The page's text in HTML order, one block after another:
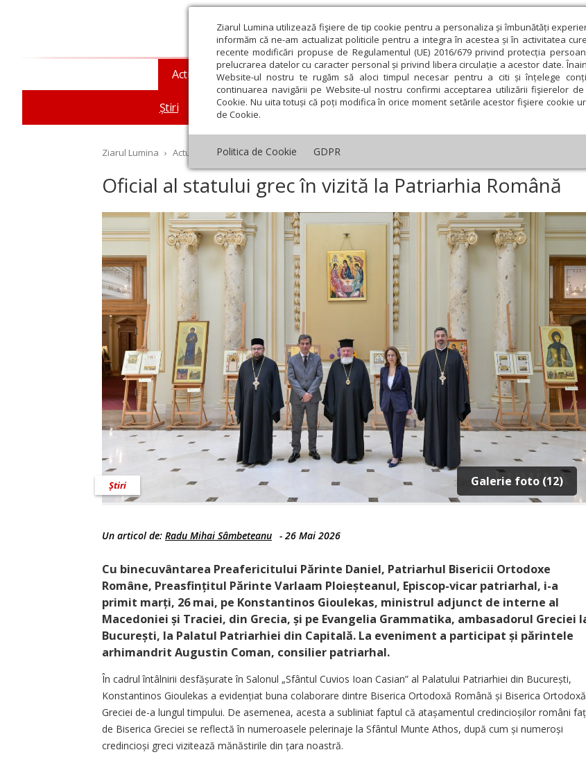
Ziarul Lumina utilizează fişiere de tip cookie pentru a personaliza și îmbunătăți
informăm că ne-am actualizat politicile pentru a integra în acestea și în activitatea
recente modificări propuse de Regulamentul (UE) 2016/679 privind protecția
prelucrarea datelor cu caracter personal și privind libera circulație a acestor date.
Website-ul nostru te rugăm să aloci timpul necesar pentru a citi și înțelege
continuarea navigării pe Website-ul nostru confirmi acceptarea utilizării fişierelor
Cookie. Nu uita totuși că poți modifica în orice moment setările acestor fişiere cookie
de Cookie.
Politica de Cookie GDPR
Actualitate religioasă
Știri Mesaje și cuvântări An omagial Comunicate de presă
Teologie și spiritualitate Educaţie și Cultură
Ziarul Lumina › Actualitate religioasă › Știri › Oficial al statului grec în vizită la Patriarhia Română
Oficial al statului grec în vizită la Patriarhia Română
Galerie foto (12)
Știri
Un articol de: Radu Mihai Sâmbeteanu - 26 Mai 2026
Cu binecuvântarea Preafericitului Părinte Daniel, Patriarhul Bisericii Ortodoxe
Române, Preasfin­țitul Părinte Varlaam Ploieștea­nul, Episcop-vicar patriarhal, i-a
primit marți, 26 mai, pe Konstantinos Gioulekas, ministrul adjunct de interne al
Macedoniei și Traciei, din Grecia, și pe Evangelia Grammatika, ambasadorul Greciei
București, la Palatul Patriarhiei din Capitală. La eveniment a participat și părintele
arhimandrit Augustin Coman, consilier patriarhal.
În cadrul întâlnirii desfășu­rate în Salonul „Sfântul Cuvios Ioan Casian” al Palatului Patriarhiei din București,
Konstantinos Gioulekas a evidențiat buna colaborare dintre Biserica Ortodoxă Română și Biserica
Greciei de-a lungul timpului. De asemenea, acesta a subliniat faptul că atașamentul credincioșilor români
de Biserica Greciei se reflectă în numeroasele pelerinaje la Sfântul Munte Athos, după cum și numeroși
credincioși greci vizitează mănăstirile din țara noastră.
Octombrie Noiembrie Decembrie Ianuarie Februarie Martie Aprilie Mai